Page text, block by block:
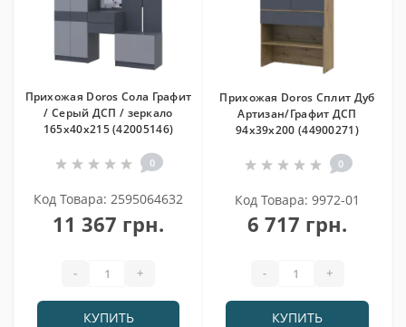
Прихожая Doros Сола Графит
/ Серый ДСП / зеркало
165х40х215 (42005146)
0
Код Товара: 2595064632
11 367 грн.
- +
КУПИТЬ
Прихожая Doros Сплит Дуб
Артизан/Графит ДСП
94х39х200 (44900271)
0
Код Товара: 9972-01
6 717 грн.
- +
КУПИТЬ